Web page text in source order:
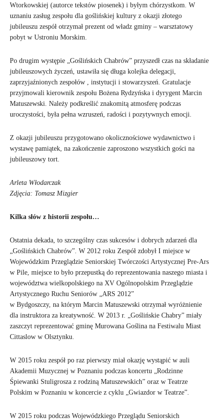
Wtorkowskiej (autorce tekstów piosenek) i byłym chórzystkom. W
uznaniu zasług zespołu dla goślińskiej kultury z okazji złotego
jubileuszu zespół otrzymał prezent od władz gminy – warsztatowy
pobyt w Ustroniu Morskim.
Po drugim występie „Goślińskich Chabrów” przyszedł czas na składanie
jubileuszowych życzeń, ustawiła się długa kolejka delegacji,
zaprzyjaźnionych zespołów , instytucji i stowarzyszeń. Gratulacje
przyjmowali kierownik zespołu Bożena Rydzyńska i dyrygent Marcin
Matuszewski. Należy podkreślić znakomitą atmosferę podczas
uroczystości, była pełna wzruszeń, radości i pozytywnych emocji.
Z okazji jubileuszu przygotowano okolicznościowe wydawnictwo i
wystawę pamiątek, na zakończenie zaproszono wszystkich gości na
jubileuszowy tort.
Arleta Włodarczak
Zdjęcia: Tomasz Mizgier
Kilka słów z historii zespołu…
Ostatnia dekada, to szczególny czas sukcesów i dobrych zdarzeń dla
„Goślińskich Chabrów”. W 2012 roku Zespół zdobył I miejsce w
Wojewódzkim Przeglądzie Seniorskiej Twórczości Artystycznej Pre-Ars
w Pile, miejsce to było przepustką do reprezentowania naszego miasta i
województwa wielkopolskiego na XV Ogólnopolskim Przeglądzie
Artystycznego Ruchu Seniorów „ARS 2012”
w Bydgoszczy, na którym Marcin Matuszewski otrzymał wyróżnienie
dla instruktora za kreatywność. W 2013 r. „Goślińskie Chabry” miały
zaszczyt reprezentować gminę Murowana Goślina na Festiwalu Miast
Cittaslow w Olsztynku.
W 2015 roku zespół po raz pierwszy miał okazję wystąpić w auli
Akademii Muzycznej w Poznaniu podczas koncertu „Rodzinne
Śpiewanki Stuligrosza z rodziną Matuszewskich” oraz w Teatrze
Polskim w Poznaniu w koncercie z cyklu „Gwiazdor w Teatrze”.
W 2015 roku podczas Wojewódzkiego Przeglądu Seniorskich